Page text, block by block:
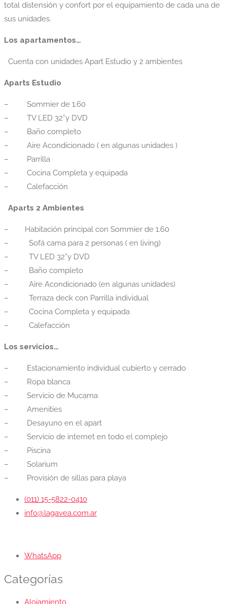
total distensión y confort por el equipamiento de cada una de
sus unidades.
Los apartamentos…
Cuenta con unidades Apart Estudio y 2 ambientes
Aparts Estudio
– Sommier de 1.60
– TV LED 32”y DVD
– Baño completo
– Aire Acondicionado ( en algunas unidades )
– Parrilla
– Cocina Completa y equipada
– Calefacción
Aparts 2 Ambientes
– Habitación principal con Sommier de 1.60
– Sofá cama para 2 personas ( en living)
– TV LED 32”y DVD
– Baño completo
– Aire Acondicionado (en algunas unidades)
– Terraza deck con Parrilla individual
– Cocina Completa y equipada
– Calefacción
Los servicios…
– Estacionamiento individual cubierto y cerrado
– Ropa blanca
– Servicio de Mucama
– Amenities
– Desayuno en el apart
– Servicio de internet en todo el complejo
– Piscina
– Solarium
– Provisión de sillas para playa
(011) 15-5822-0410
info@lagavea.com.ar
WhatsApp
Categorías
Alojamiento